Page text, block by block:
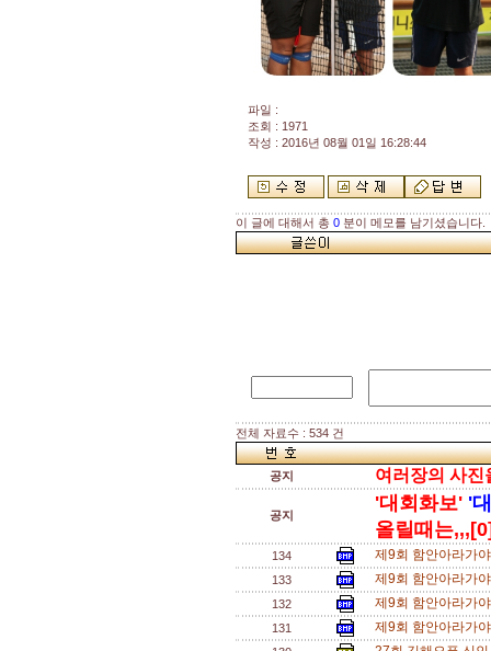
파일 :
조회 : 1971
작성 : 2016년 08월 01일 16:28:44
이 글에 대해서 총 0 분이 메모를 남기셨습니다.
전체 자료수 : 534 건
공지 여러장의 사진
공지
'대회화보' '
올릴때는
134 제9회 함안아라가
133 제9회 함안아라가
132 제9회 함안아라가
131 제9회 함안아라가